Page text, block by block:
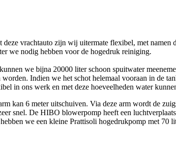
vrachtauto zijn wij uitermate flexibel, met namen
we nodig hebben voor de hogedruk reiniging.
we bijna 20000 liter schoon spuitwater
Indien we het schot helemaal vooraan in de
in ons werk en met deze hoeveelheden water
kan 6 meter uitschuiven. Via deze arm wordt de
snel. De HIBO blowerpomp heeft een
we een kleine Prattisoli hogedrukpomp met 70